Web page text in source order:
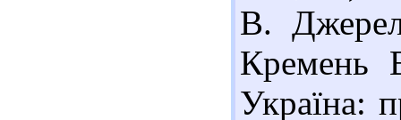
В.
Кремень
Україна: